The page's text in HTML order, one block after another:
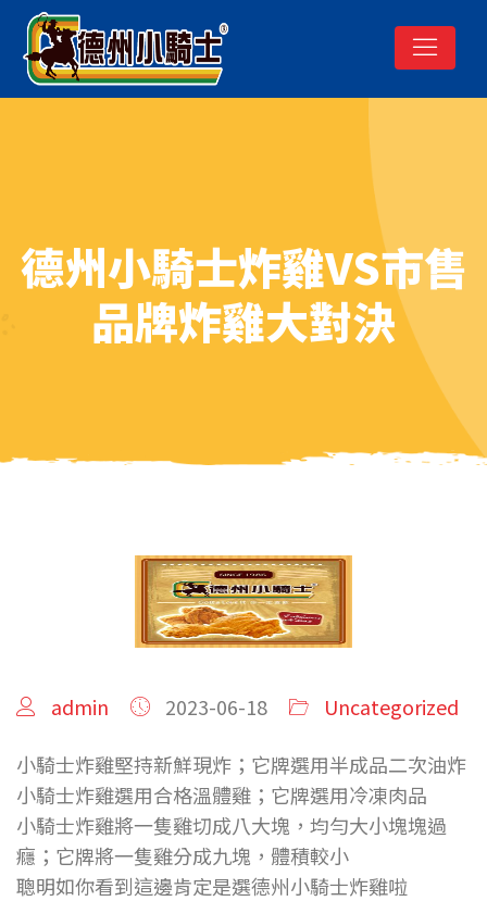
德州小騎士炸雞VS市售
品牌炸雞大對決
admin 2023-06-18 Uncategorized
小騎士炸雞堅持新鮮現炸；它牌選用半成品二次油炸
小騎士炸雞選用合格溫體雞；它牌選用冷凍肉品
小騎士炸雞將一隻雞切成八大塊，均勻大小塊塊過
癮；它牌將一隻雞分成九塊，體積較小
聰明如你看到這邊肯定是選德州小騎士炸雞啦